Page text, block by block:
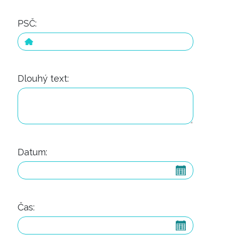
PSČ:
Dlouhý text:
Datum:
Čas: